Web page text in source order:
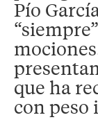
Pío
que ha
con peso